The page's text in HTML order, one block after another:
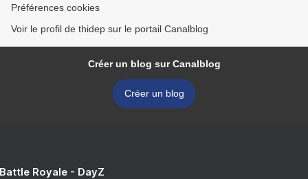
Préférences cookies
Voir le profil de thidep sur le portail Canalblog
Créer un blog sur Canalblog
Créer un blog
Royale - DayZ